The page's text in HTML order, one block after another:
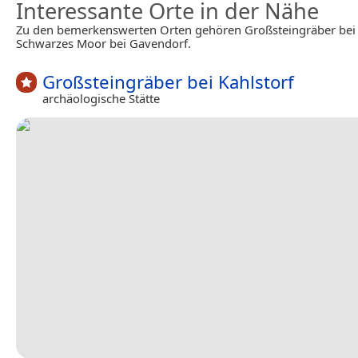
Interessante Orte in der Nähe
Zu den bemerkenswerten Orten gehören Großsteingräber
Schwarzes Moor bei Gavendorf.
Großsteingräber bei Kahlstorf
archäologische Stätte